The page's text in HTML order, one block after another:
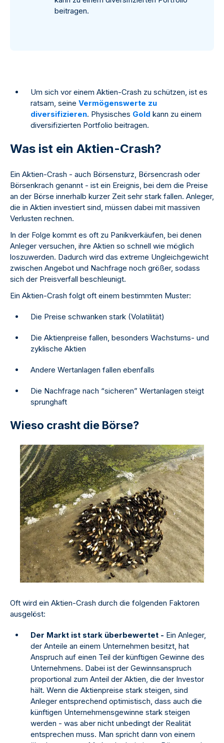
beitragen.
Um sich vor einem Aktien-Crash zu schützen, ist es
ratsam, seine Vermögenswerte zu
diversifizieren. Physisches Gold kann zu einem
diversifizierten Portfolio beitragen.
Was ist ein Aktien-Crash?
Ein Aktien-Crash - auch Börsensturz, Börsencrash oder
Börsenkrach genannt - ist ein Ereignis, bei dem die Preise
an der Börse innerhalb kurzer Zeit sehr stark fallen. Anleger,
die in Aktien investiert sind, müssen dabei mit massiven
Verlusten rechnen.
In der Folge kommt es oft zu Panikverkäufen, bei denen
Anleger versuchen, ihre Aktien so schnell wie möglich
loszuwerden. Dadurch wird das extreme Ungleichgewicht
zwischen Angebot und Nachfrage noch größer, sodass
sich der Preisverfall beschleunigt.
Ein Aktien-Crash folgt oft einem bestimmten Muster:
Die Preise schwanken stark (Volatilität)
Die Aktienpreise fallen, besonders Wachstums- und
zyklische Aktien
Andere Wertanlagen fallen ebenfalls
Die Nachfrage nach “sicheren” Wertanlagen steigt
sprunghaft
Wieso crasht die Börse?
Oft wird ein Aktien-Crash durch die folgenden Faktoren
ausgelöst:
Der Markt ist stark überbewertet - Ein Anleger,
der Anteile an einem Unternehmen besitzt, hat
Anspruch auf einen Teil der künftigen Gewinne des
Unternehmens. Dabei ist der Gewinnsanspruch
proportional zum Anteil der Aktien, die der Investor
hält. Wenn die Aktienpreise stark steigen, sind
Anleger entsprechend optimistisch, dass auch die
künftigen Unternehmensgewinne stark steigen
werden - was aber nicht unbedingt der Realität
entsprechen muss. Man spricht dann von einem